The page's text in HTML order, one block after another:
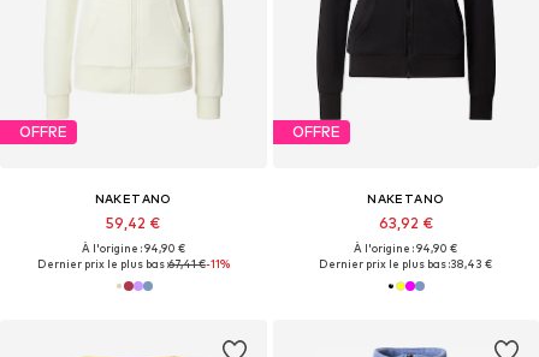
OFFRE
NAKETANO
59,42 €
À l'origine : 94,90 €
Dernier prix le plus bas :67,41 €-11%
OFFRE
NAKETANO
63,92 €
À l'origine : 94,90 €
Dernier prix le plus bas :38,43 €